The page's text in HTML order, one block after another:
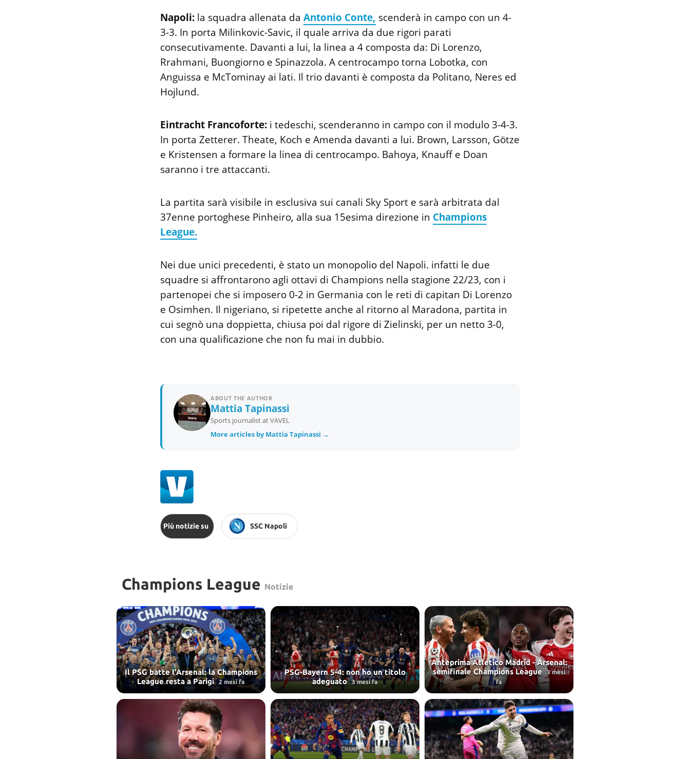
Napoli: la squadra allenata da Antonio Conte, scenderà in campo con un 4-
3-3. In porta Milinkovic-Savic, il quale arriva da due rigori parati
consecutivamente. Davanti a lui, la linea a 4 composta da: Di Lorenzo,
Rrahmani, Buongiorno e Spinazzola. A centrocampo torna Lobotka, con
Anguissa e McTominay ai lati. Il trio davanti è composta da Politano, Neres ed
Hojlund.
Eintracht Francoforte: i tedeschi, scenderanno in campo con il modulo 3-4-3.
In porta Zetterer. Theate, Koch e Amenda davanti a lui. Brown, Larsson, Götze
e Kristensen a formare la linea di centrocampo. Bahoya, Knauff e Doan
saranno i tre attaccanti.
La partita sarà visibile in esclusiva sui canali Sky Sport e sarà arbitrata dal
37enne portoghese Pinheiro, alla sua 15esima direzione in Champions
League.
Nei due unici precedenti, è stato un monopolio del Napoli. infatti le due
squadre si affrontarono agli ottavi di Champions nella stagione 22/23, con i
partenopei che si imposero 0-2 in Germania con le reti di capitan Di Lorenzo
e Osimhen. Il nigeriano, si ripetette anche al ritorno al Maradona, partita in
cui segnò una doppietta, chiusa poi dal rigore di Zielinski, per un netto 3-0,
con una qualificazione che non fu mai in dubbio.
ABOUT THE AUTHOR
Mattia Tapinassi
Sports journalist at VAVEL
More articles by Mattia Tapinassi →
Piú notizie su SSC Napoli
Champions League Notizie
Il PSG batte l'Arsenal: la Champions
League resta a Parigi 2 mesi fa
PSG-Bayern 5-4: non ho un titolo
adeguato 3 mesi fa
Anteprima Atletico Madrid - Arsenal:
semifinale Champions League
3 mesi
fa